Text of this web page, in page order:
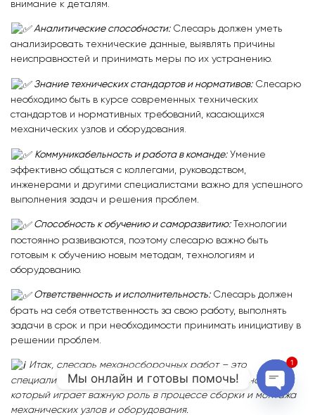
внимание к деталям.
Аналитические способности:Слесарь должен уметь
анализировать технические данные, выявлять причины
неисправностей и принимать меры по их устранению.
Знание технических стандартов и нормативов:Слесарю
необходимо быть в курсе современных технических
стандартов и нормативных требований, касающихся
механических узлов и оборудования.
Коммуникабельность и работа в команде:Умение
эффективно общаться с коллегами, руководством,
инженерами и другими специалистами важно для успешного
выполнения задач и решения проблем.
Способность к обучению и саморазвитию:Технологии
постоянно развиваются, поэтому слесарю важно быть
готовым к обучению новым методам, технологиям и
оборудованию.
Ответственность и исполнительность:Слесарь должен
брать на себя ответственность за свою работу, выполнять
задачи в срок и при необходимости принимать инициативу в
решении проблем.
Итак, слесарь механосборочных работ – это
специалист с широким спектром обязанностей и навыков,
который играет важную роль в процессе сборки и монтажа
механических узлов и оборудования.
Мы онлайн и готовы помочь!
1